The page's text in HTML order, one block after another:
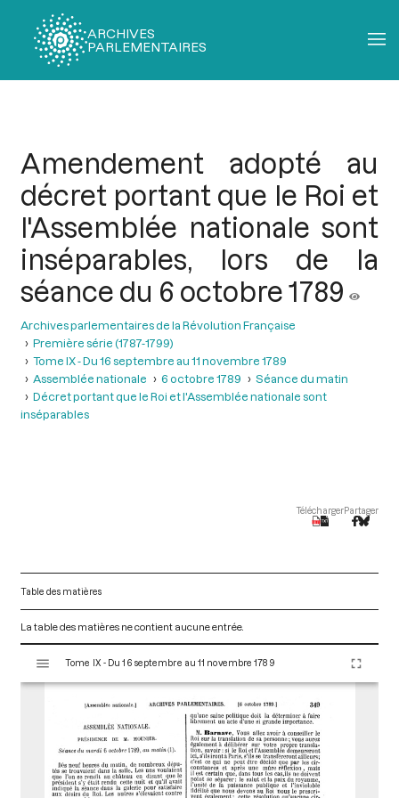
ARCHIVES
PARLEMENTAIRES
Amendement adopté au
décret portant que le Roi et
l'Assemblée nationale sont
inséparables, lors de la
séance du 6 octobre 1789
Archives parlementaires de la Révolution Française
Première série (1787-1799)
Tome IX - Du 16 septembre au 11 novembre 1789
Assemblée nationale
6 octobre 1789
Séance du matin
Décret portant que le Roi et l'Assemblée nationale sont
inséparables
TéléchargerPartager
Table des matières
La table des matières ne contient aucune entrée.
s
Tome IX - Du 16 septembre au 11 novembre 1789